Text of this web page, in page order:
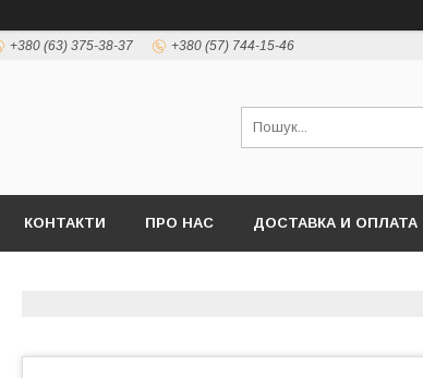
+380 (63) 375-38-37 +380 (57) 744-15-46
КОНТАКТИ ПРО НАС ДОСТАВКА И ОПЛАТА